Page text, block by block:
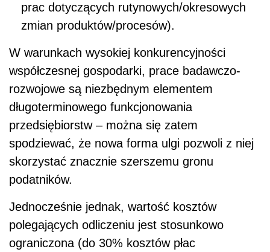
prac dotyczących rutynowych/okresowych
zmian produktów/procesów).
W warunkach wysokiej konkurencyjności
współczesnej gospodarki, prace badawczo-
rozwojowe są niezbędnym elementem
długoterminowego funkcjonowania
przedsiębiorstw – można się zatem
spodziewać, że nowa forma ulgi pozwoli z niej
skorzystać znacznie szerszemu gronu
podatników.
Jednocześnie jednak, wartość kosztów
polegających odliczeniu jest stosunkowo
ograniczona (do 30% kosztów płac